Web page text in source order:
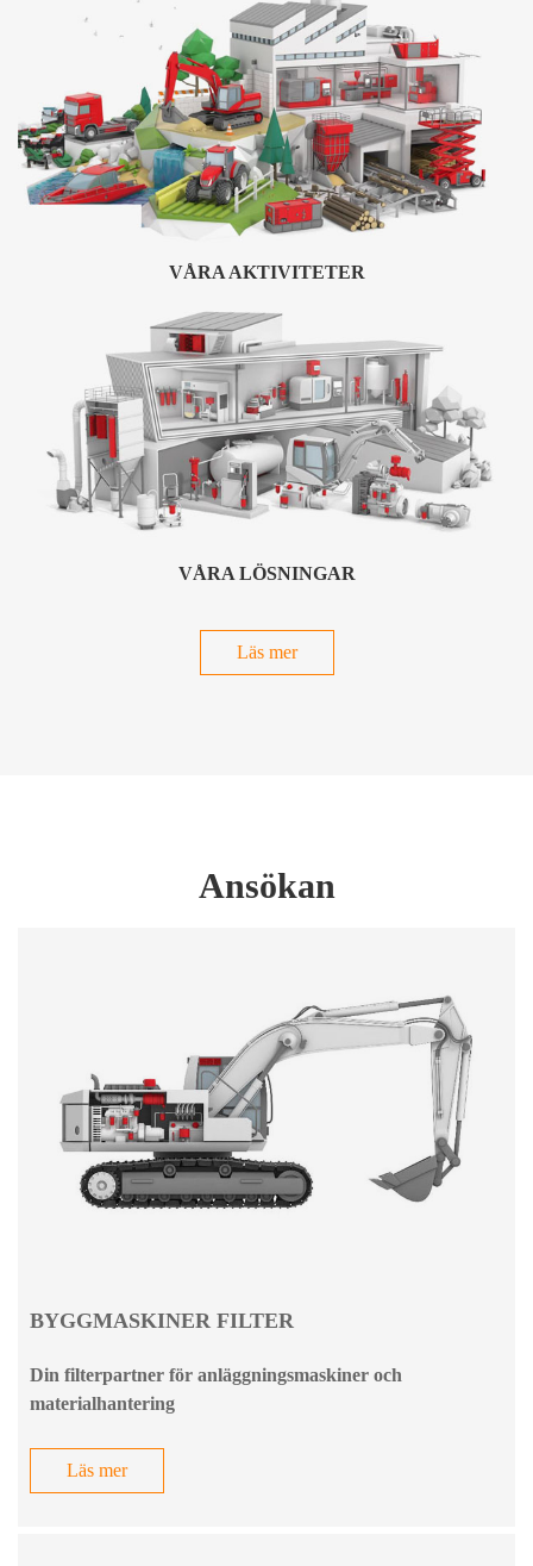
VÅRA AKTIVITETER
VÅRA LÖSNINGAR
Läs mer
Ansökan
BYGGMASKINER FILTER
Din filterpartner för anläggningsmaskiner och
materialhantering
Läs mer